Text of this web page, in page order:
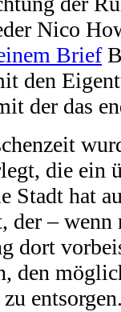
Nico
Brief
den
der das
die ein
Stadt hat
der –
dort
den
entsorgen.